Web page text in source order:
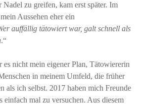
Nadel zu greifen, kam erst später. Im
Aussehen eher ein
auffällig tätowiert war, galt schnell als
.“
es nicht mein eigener Plan, Tätowiererin
in meinem Umfeld, die früher
als ich selbst. 2017 haben mich Freunde
einfach mal zu versuchen. Aus diesem